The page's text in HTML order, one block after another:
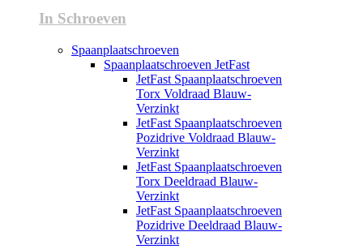
In Schroeven
Spaanplaatschroeven
Spaanplaatschroeven JetFast
JetFast Spaanplaatschroeven
Torx Voldraad Blauw-
Verzinkt
JetFast Spaanplaatschroeven
Pozidrive Voldraad Blauw-
Verzinkt
JetFast Spaanplaatschroeven
Torx Deeldraad Blauw-
Verzinkt
JetFast Spaanplaatschroeven
Pozidrive Deeldraad Blauw-
Verzinkt